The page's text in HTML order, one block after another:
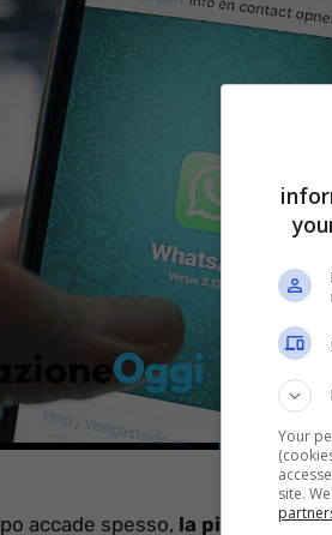
accade spesso, la piattaforma
Your
site.